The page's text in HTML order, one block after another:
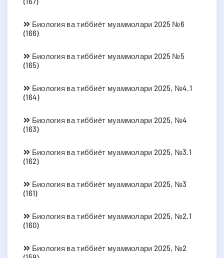
Биология ва тиббиёт муаммолари 2025 №6
(166)
Биология ва тиббиёт муаммолари 2025 №5
(165)
Биология ва тиббиёт муаммолари 2025, №4.1
(164)
Биология ва тиббиёт муаммолари 2025, №4
(163)
Биология ва тиббиёт муаммолари 2025, №3.1
(162)
Биология ва тиббиёт муаммолари 2025, №3
(161)
Биология ва тиббиёт муаммолари 2025, №2.1
(160)
Биология ва тиббиёт муаммолари 2025, №2